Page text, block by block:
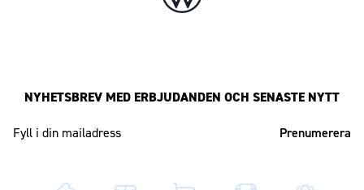
NYHETSBREV MED ERBJUDANDEN OCH SENASTE NYTT